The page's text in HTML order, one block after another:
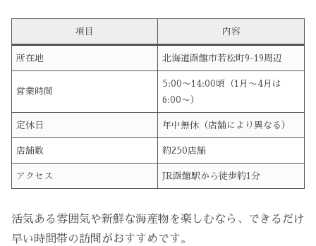
項目 内容
所在地 北海道函館市若松町9-19周辺
営業時間
5:00〜14:00頃（1月〜4月は
6:00〜）
定休日 年中無休（店舗により異なる）
店舗数 約250店舗
アクセス JR函館駅から徒歩約1分
活気ある雰囲気や新鮮な海産物を楽しむなら、できるだけ
早い時間帯の訪問がおすすめです。